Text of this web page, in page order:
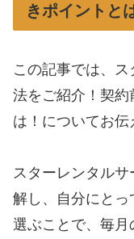
きポイントと
この記事では、
法をご紹介！契約
は！についてお伝
スターレンタル
解し、自分にとっ
選ぶことで、毎月